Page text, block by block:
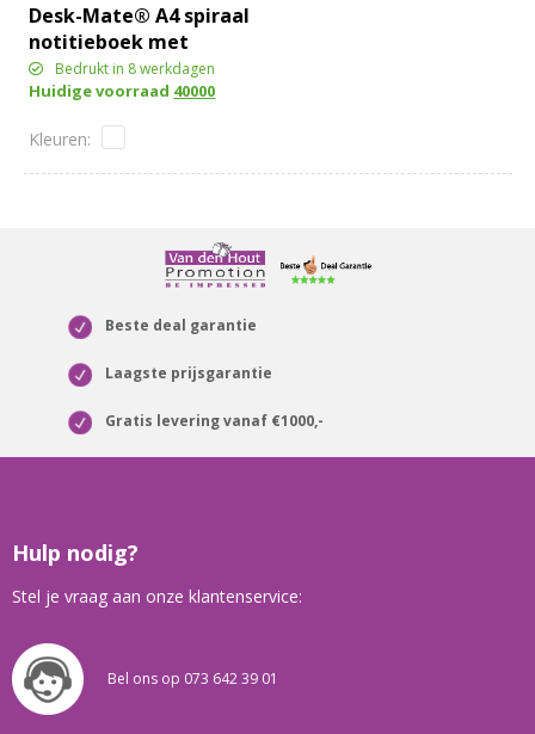
Desk-Mate® A4 spiraal
notitieboek met
bedrukte achterste
omslag
Bedrukt in 8 werkdagen
Huidige voorraad 40000
Beste deal garantie
Laagste prijsgarantie
Gratis levering vanaf €1000,-
Hulp nodig?
Stel je vraag aan onze klantenservice:
Bel ons op 073 642 39 01